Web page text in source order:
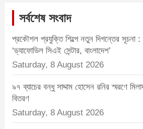
সর্বশেষ সংবাদ
প্রকৌশল প্রযুক্তি শিল্পে নতুন দিগন্তের সূচনা
‘ড্যাফোডিল সিএই সেন্টার, বাংলাদেশ’
Saturday, 8 August 2026
৯৭ ব্যাচের বন্ধু সাদ্দাম হোসেন রনির স্মরণে
বিতরণ
Saturday, 8 August 2026